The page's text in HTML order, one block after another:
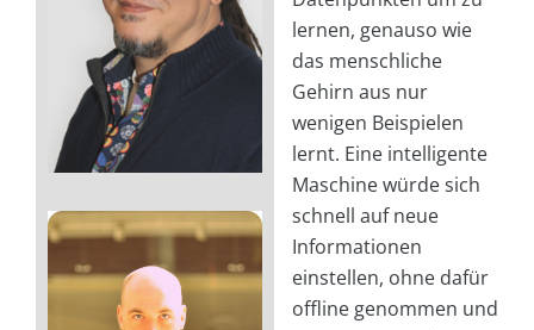
lernen, genauso wie
das menschliche
Gehirn aus nur
wenigen Beispielen
lernt. Eine intelligente
Maschine würde sich
schnell auf neue
Informationen
einstellen, ohne dafür
offline genommen und